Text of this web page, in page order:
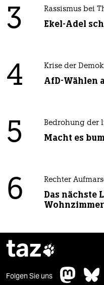
3 Rassismus bei
Ekel-Adel
4 Krise der
AfD-Wählen
5 Bedrohung der
Macht es
6 Rechter
Das nächste
taz
Folgen Sie uns